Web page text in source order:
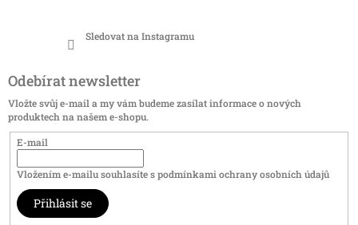
Sledovat na Instagramu
Odebírat newsletter
Vložte svůj e-mail a my vám budeme zasílat informace o nových
produktech na našem e-shopu.
E-mail
Vložením e-mailu souhlasíte spodmínkami ochrany osobních údajů
Přihlásit se